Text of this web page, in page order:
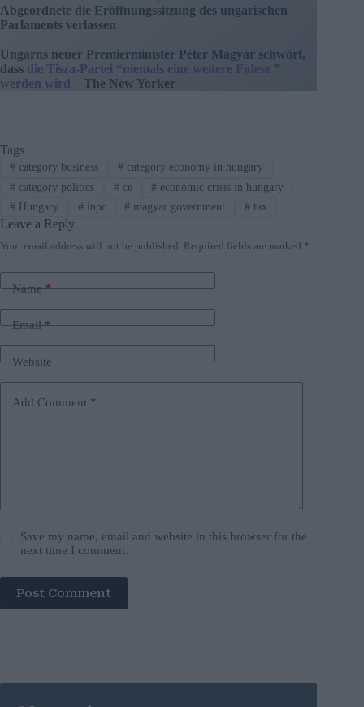
Abgeordnete die Eröffnungssitzung des ungarischen
Parlaments verlassen
Ungarns neuer Premierminister Péter Magyar schwört,
dass die Tisza-Partei “niemals eine weitere Fidesz ”
werden wird – The New Yorker
Tags
#category business #category economy in hungary
#category politics #ce # economic crisis in hungary
#Hungary #inpr # magyar government # tax
Leave a Reply
Your email address will not be published. Required fields are marked *
Name*
Email*
Website
Add Comment *
Save my name, email and website in this browser for the
next time I comment.
Post Comment